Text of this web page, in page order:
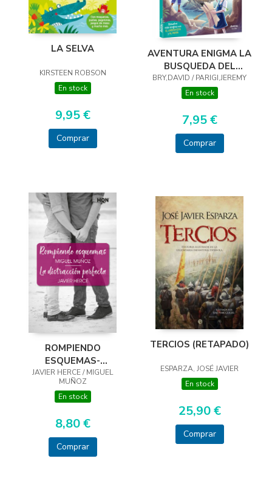
LA SELVA
KIRSTEEN ROBSON
En stock
9,95 €
Comprar
AVENTURA ENIGMA LA
BUSQUEDA DEL
TESORO
BRY,DAVID / PARIGI,JEREMY
En stock
7,95 €
Comprar
ROMPIENDO
ESQUEMAS-
DISTRACCIÓN
PERFECTA
JAVIER HERCE / MIGUEL
MUÑOZ
En stock
8,80 €
Comprar
TERCIOS (RETAPADO)
ESPARZA, JOSÉ JAVIER
En stock
25,90 €
Comprar